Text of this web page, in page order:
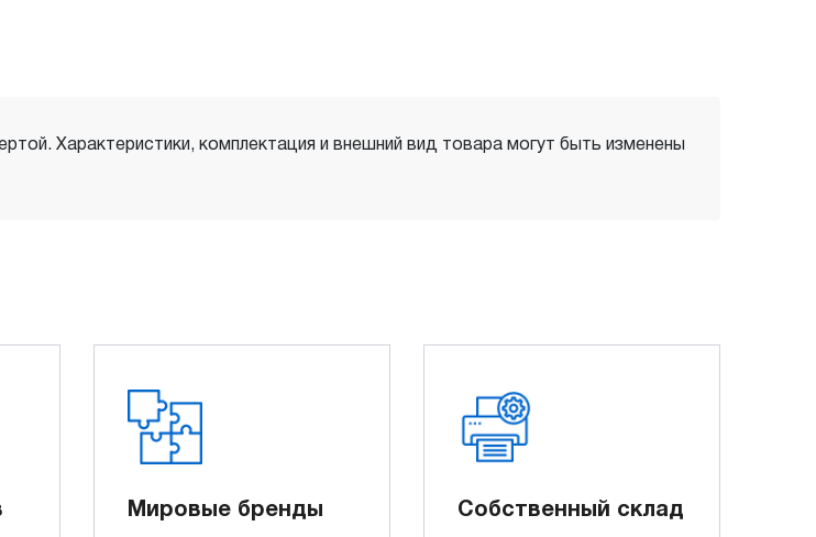
Характеристики, комплектация и внешний вид товара могут быть изменены
Мировые бренды Собственный склад